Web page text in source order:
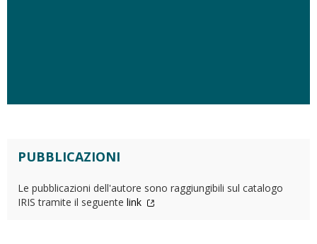
PUBBLICAZIONI
Le pubblicazioni dell'autore sono raggiungibili sul catalogo
IRIS tramite il seguente link